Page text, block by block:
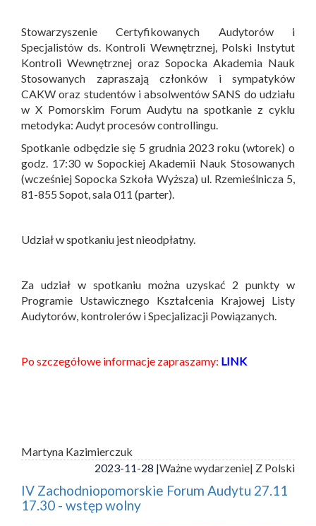
Stowarzyszenie Certyfikowanych Audytorów i
Specjalistów ds. Kontroli Wewnętrznej, Polski Instytut
Kontroli Wewnętrznej oraz Sopocka Akademia Nauk
Stosowanych zapraszają członków i sympatyków
CAKW oraz studentów i absolwentów SANS do udziału
w X Pomorskim Forum Audytu na spotkanie z cyklu
metodyka: Audyt procesów controllingu.
Spotkanie odbędzie się 5 grudnia 2023 roku (wtorek) o
godz. 17:30 w Sopockiej Akademii Nauk Stosowanych
(wcześniej Sopocka Szkoła Wyższa) ul. Rzemieślnicza 5,
81-855 Sopot, sala 011 (parter).
Udział w spotkaniu jest nieodpłatny.
Za udział w spotkaniu można uzyskać 2 punkty w
Programie Ustawicznego Kształcenia Krajowej Listy
Audytorów, kontrolerów i Specjalizacji Powiązanych.
Po szczegółowe informacje zapraszamy: LINK
Martyna Kazimierczuk
2023-11-28 |Ważne wydarzenie| Z Polski
IV Zachodniopomorskie Forum Audytu 27.11
17.30 - wstęp wolny